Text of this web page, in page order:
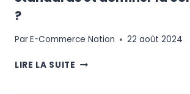
?
ParE-Commerce Nation 22 août 2024
LIRE LA SUITE E-